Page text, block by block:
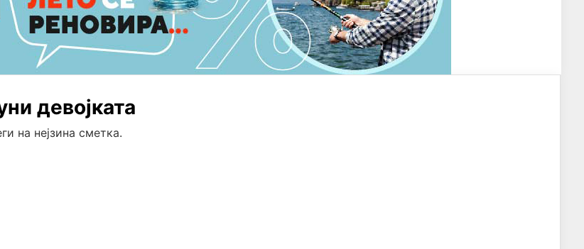
девојката
на нејзина сметка.